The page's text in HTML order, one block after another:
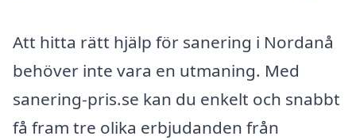
Att hitta rätt hjälp för sanering i Nordanå
behöver inte vara en utmaning. Med
sanering-pris.se kan du enkelt och snabbt
få fram tre olika erbjudanden från